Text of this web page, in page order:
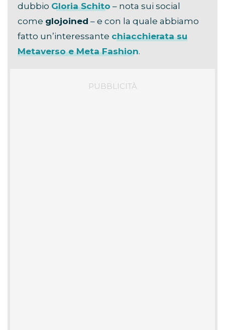
dubbio Gloria Schito – nota sui social
come glojoined – e con la quale abbiamo
fatto un’interessante chiacchierata su
Metaverso e Meta Fashion.